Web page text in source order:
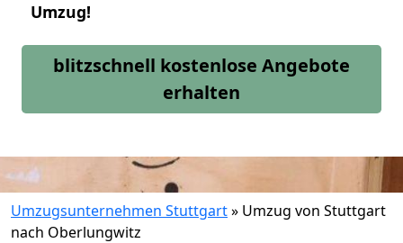
Umzug!
blitzschnell kostenlose Angebote
erhalten
Umzugsunternehmen Stuttgart» Umzug von Stuttgart
nach Oberlungwitz